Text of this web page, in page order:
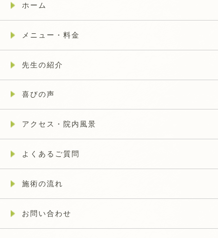
ホーム
メニュー・料金
先生の紹介
喜びの声
アクセス・院内風景
よくあるご質問
施術の流れ
お問い合わせ